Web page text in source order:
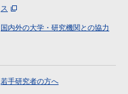
ス
国内外の大学・研究機関との協力
若手研究者の方へ